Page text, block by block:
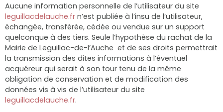
Aucune information personnelle de l’utilisateur du site
leguillacdelauche.fr n’est publiée à l’insu de l’utilisateur,
échangée, transférée, cédée ou vendue sur un support
quelconque à des tiers. Seule l’hypothèse du rachat de la
Mairie de Leguillac-de-l’Auche et de ses droits permettrait
la transmission des dites informations à l’éventuel
acquéreur qui serait à son tour tenu de la même
obligation de conservation et de modification des
données vis à vis de l’utilisateur du site
leguillacdelauche.fr.